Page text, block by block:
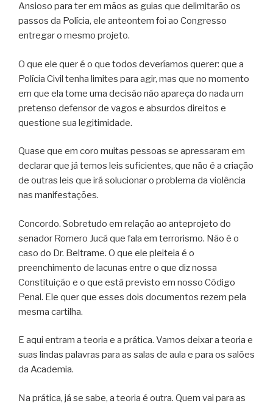
Ansioso para ter em mãos as guias que delimitarão os
passos da Polícia, ele anteontem foi ao Congresso
entregar o mesmo projeto.
O que ele quer é o que todos deveríamos querer: que a
Polícia Civil tenha limites para agir, mas que no momento
em que ela tome uma decisão não apareça do nada um
pretenso defensor de vagos e absurdos direitos e
questione sua legitimidade.
Quase que em coro muitas pessoas se apressaram em
declarar que já temos leis suficientes, que não é a criação
de outras leis que irá solucionar o problema da violência
nas manifestações.
Concordo. Sobretudo em relação ao anteprojeto do
senador Romero Jucá que fala em terrorismo. Não é o
caso do Dr. Beltrame. O que ele pleiteia é o
preenchimento de lacunas entre o que diz nossa
Constituição e o que está previsto em nosso Código
Penal. Ele quer que esses dois documentos rezem pela
mesma cartilha.
E aqui entram a teoria e a prática. Vamos deixar a teoria e
suas lindas palavras para as salas de aula e para os salões
da Academia.
Na prática, já se sabe, a teoria é outra. Quem vai para as